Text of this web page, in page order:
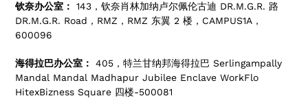
钦奈办公室：
143，钦奈肖林加纳卢尔佩伦古迪 DR.M.G.R. 路
DR.M.G.R. Road，RMZ，RMZ 东翼 2 楼，CAMPUS1A，
600096
海得拉巴办公室：
405，特兰甘纳邦海得拉巴 Serlingampally
Mandal Mandal Madhapur Jubilee Enclave WorkFlo
HitexBizness Square 四楼-500081